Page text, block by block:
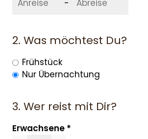
ÜBER UNS
-
2. Was möchtest Du?
Frühstück
Nur Übernachtung
3. Wer reist mit Dir?
Erwachsene